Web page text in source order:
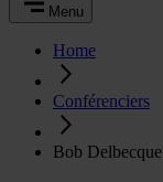
Menu
Home
Conférenciers
Bob Delbecque